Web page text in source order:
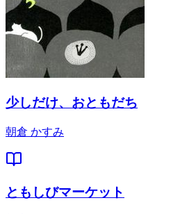
少しだけ、おともだち
朝倉 かすみ
ともしびマーケット